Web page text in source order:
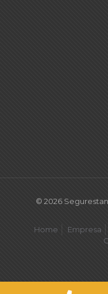
© 2026
Home
Empresa